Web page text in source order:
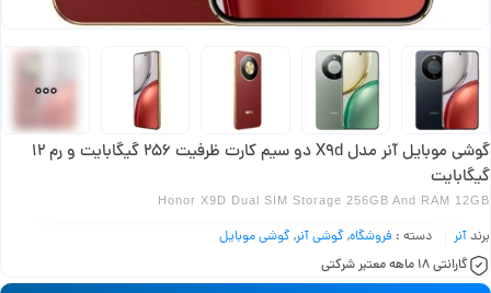
گوشی موبایل آنر مدل X9d دو سیم کارت ظرفیت 256 گیگابایت و رم 12
گیگابایت
Honor X9D Dual SIM Storage 256GB And RAM 12GB
برندآنر دسته : فروشگاه,گوشی آنر,گوشی موبایل
گارانتی 18 ماهه معتبر شرکتی